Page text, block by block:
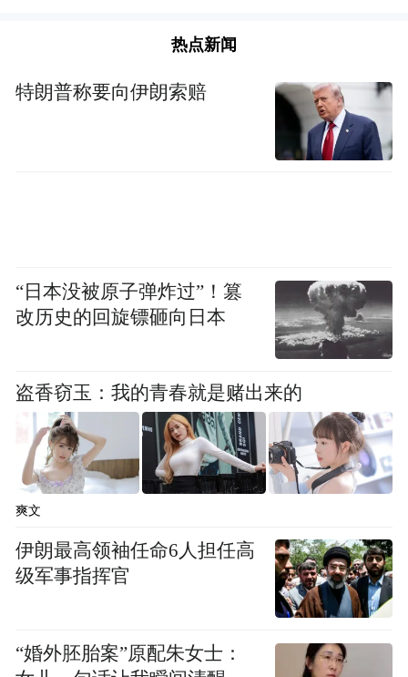
热点新闻
特朗普称要向伊朗索赔
“日本没被原子弹炸过”！篡
改历史的回旋镖砸向日本
盗香窃玉：我的青春就是赌出来的
爽文
伊朗最高领袖任命6人担任高
级军事指挥官
“婚外胚胎案”原配朱女士：